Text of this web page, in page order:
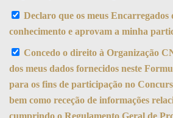
Declaro que os meus Encarregados
conhecimento e aprovam a minha
Concedo o direito à Organização
dos meus dados fornecidos neste
para os fins de participação no
bem como receção de informações
cumprindo o Regulamento Geral de